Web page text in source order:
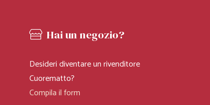
TIPA
Hai un negozio?
Desideri diventare un rivenditore
Cuorematto?
Compila il form